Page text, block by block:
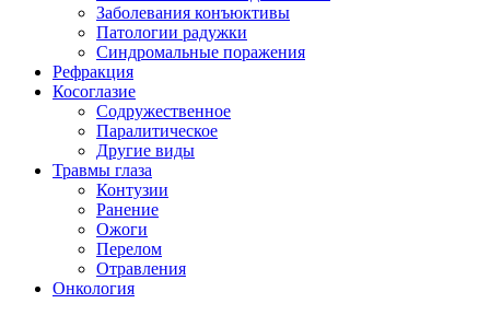
Заболевания конъюктивы
Патологии радужки
Синдромальные поражения
Рефракция
Косоглазие
Содружественное
Паралитическое
Другие виды
Травмы глаза
Контузии
Ранениe
Ожоги
Перелом
Отравления
Онкология